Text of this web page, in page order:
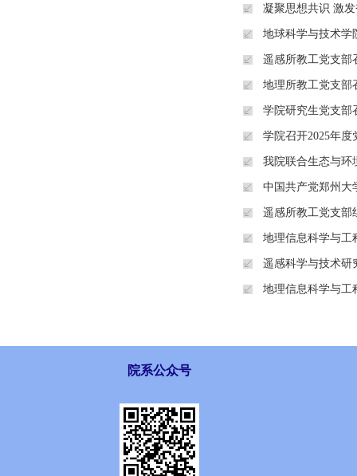
凝聚思想共识 激
地球科学与技术学
遥感所教工党支部
地理所教工党支部
学院研究生党支部
学院召开2025年
我院联合生态与环
中国共产党郑州大
遥感所教工党支部
地理信息科学与工
遥感科学与技术研
地理信息科学与工
院系公众号